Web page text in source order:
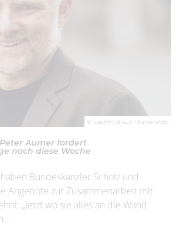
© Joachim Strauß / Kamerafoto
Aumer fordert
noch diese Woche
Bundeskanzler Scholz und
Angebote zur Zusammenarbeit mit
„Jetzt wo sie alles an die Wand